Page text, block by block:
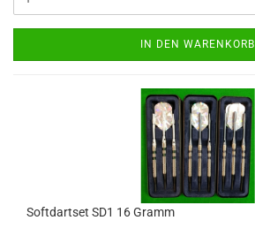
IN DEN WARENKORB
Softdart­set SD1 16 Gramm